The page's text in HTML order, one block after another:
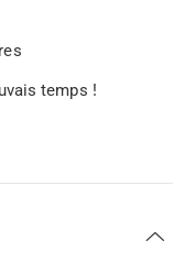
temps !